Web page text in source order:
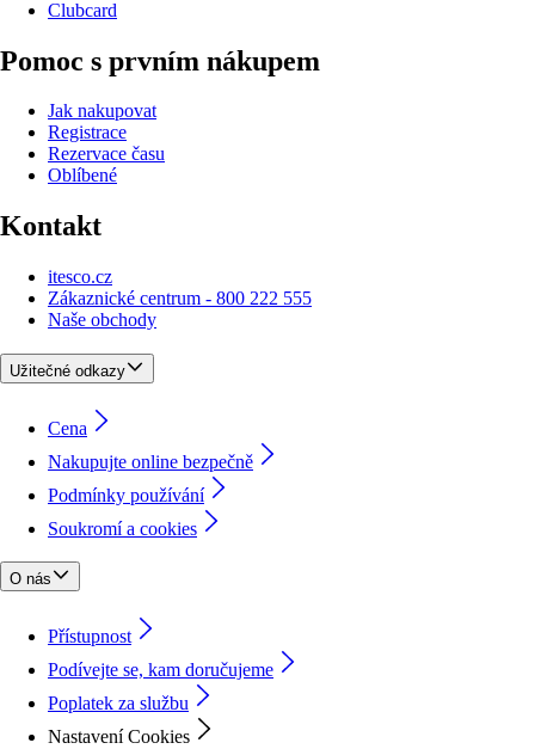
Clubcard
Pomoc s prvním nákupem
Jak nakupovat
Registrace
Rezervace času
Oblíbené
Kontakt
itesco.cz
Zákaznické centrum - 800 222 555
Naše obchody
Užitečné odkazy
Cena
Nakupujte online bezpečně
Podmínky používání
Soukromí a cookies
O nás
Přístupnost
Podívejte se, kam doručujeme
Poplatek za službu
Nastavení Cookies